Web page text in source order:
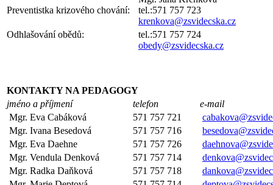
Preventistka krizového chování:
tel.:571 757 723
krenkova@zsvidecska.cz
Odhlašování obědů:
tel.:571 757 724
obedy@zsvidecska.cz
KONTAKTY NA PEDAGOGY
jméno a příjmení
telefon
e-mail
Mgr. Eva Cabáková
571 757 721
Mgr. Ivana Besedová
571 757 716
Mgr. Eva Daehne
571 757 726
Mgr. Vendula Denková
571 757 714
Mgr. Radka Daňková
571 757 718